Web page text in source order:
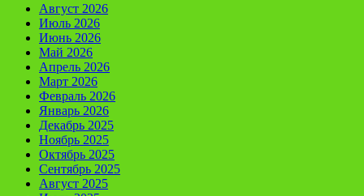
Август 2026
Июль 2026
Июнь 2026
Май 2026
Апрель 2026
Март 2026
Февраль 2026
Январь 2026
Декабрь 2025
Ноябрь 2025
Октябрь 2025
Сентябрь 2025
Август 2025